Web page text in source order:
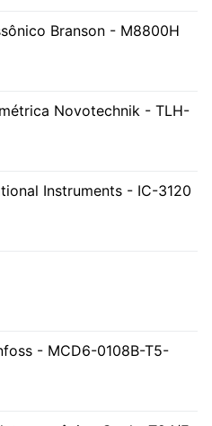
Branson - M8800H
Novotechnik - TLH-
Instruments - IC-3120
- MCD6-0108B-T5-